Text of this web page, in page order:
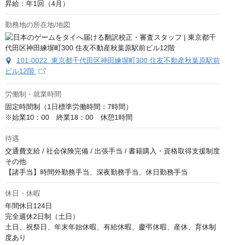
昇給：年1回（4月）
勤務地の所在地/地図
101-0022 東京都千代田区神田練塀町300 住友不動産秋葉原駅前
ビル12階
労働制・就業時間
固定時間制（1日標準労働時間：7時間）
※始業10：00　終業18：00　休憩1時間
待遇
交通費支給 / 社会保険完備 / 出張手当 / 書籍購入・資格取得支援制度
その他
【諸手当】時間外勤務手当、深夜勤務手当、休日勤務手当
休日・休暇
年間休日124日
完全週休2日制（土日）
土日、祝祭日、年末年始休暇、有給休暇、慶弔休暇、産休、育休制
度あり